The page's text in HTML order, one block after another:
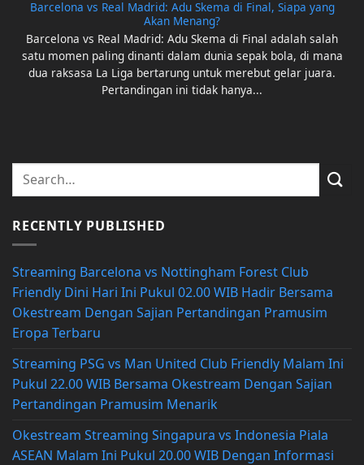
Barcelona vs Real Madrid: Adu Skema di Final, Siapa yang
Akan Menang?
Barcelona vs Real Madrid: Adu Skema di Final adalah salah
satu momen paling dinanti dalam dunia sepak bola, di mana
dua raksasa La Liga bertarung untuk merebut gelar juara.
Pertandingan ini tidak hanya...
RECENTLY PUBLISHED
Streaming Barcelona vs Nottingham Forest Club
Friendly Dini Hari Ini Pukul 02.00 WIB Hadir Bersama
Okestream Dengan Sajian Pertandingan Pramusim
Eropa Terbaru
Streaming PSG vs Man United Club Friendly Malam Ini
Pukul 22.00 WIB Bersama Okestream Dengan Sajian
Pertandingan Pramusim Menarik
Okestream Streaming Singapura vs Indonesia Piala
ASEAN Malam Ini Pukul 20.00 WIB Dengan Informasi